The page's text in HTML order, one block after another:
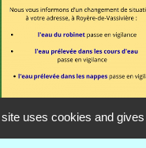
uses cookies and